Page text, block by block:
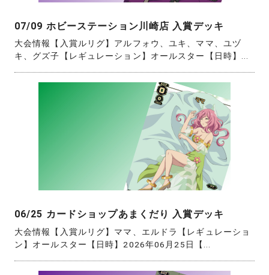
07/09 ホビーステーション川崎店 入賞デッキ
大会情報【入賞ルリグ】アルフォウ、ユキ、ママ、ユヅ
キ、グズ子【レギュレーション】オールスター【日時】...
06/25 カードショップあまくだり 入賞デッキ
大会情報【入賞ルリグ】ママ、エルドラ【レギュレーショ
ン】オールスター【日時】2026年06月25日【...